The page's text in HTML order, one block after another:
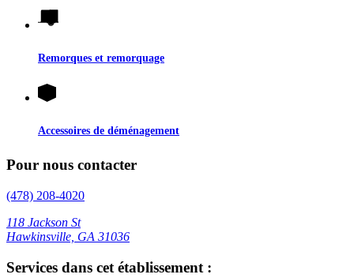
Remorques et remorquage
Accessoires de déménagement
Pour nous contacter
(478) 208-4020
118 Jackson St
Hawkinsville, GA 31036
Services dans cet établissement :